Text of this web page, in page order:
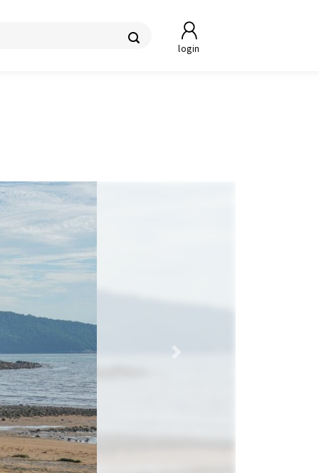
login